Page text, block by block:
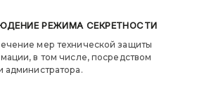
РЕЖИМА СЕКРЕТНОСТИ
мер технической защиты
в том числе, посредством
администратора.